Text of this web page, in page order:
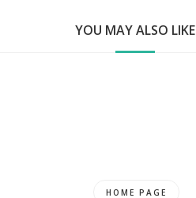
YOU MAY ALSO LIKE
HOME PAGE